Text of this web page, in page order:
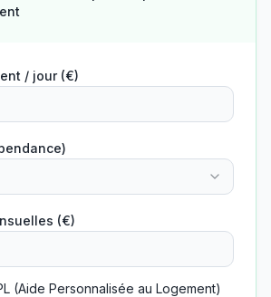
/ jour (€)
(€)
(Aide Personnalisée au Logement)